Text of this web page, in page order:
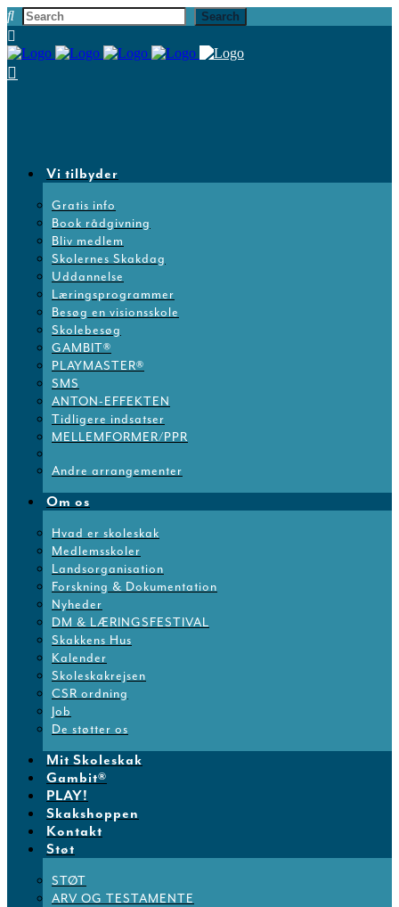
Vi tilbyder
Gratis info
Book rådgivning
Bliv medlem
Skolernes Skakdag
Uddannelse
Læringsprogrammer
Besøg en visionsskole
Skolebesøg
GAMBIT®
PLAYMASTER®
SMS
ANTON-EFFEKTEN
Tidligere indsatser
MELLEMFORMER/PPR
Andre arrangementer
Om os
Hvad er skoleskak
Medlemsskoler
Landsorganisation
Forskning & Dokumentation
Nyheder
DM & LÆRINGSFESTIVAL
Skakkens Hus
Kalender
Skoleskakrejsen
CSR ordning
Job
De støtter os
Mit Skoleskak
Gambit®
PLAY!
Skakshoppen
Kontakt
Støt
STØT
ARV OG TESTAMENTE